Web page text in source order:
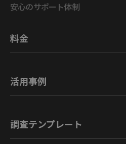
安心のサポート体制
料金
活用事例
調査テンプレート